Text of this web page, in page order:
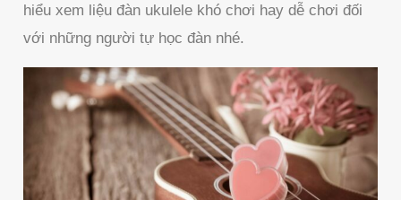
hiểu xem liệu đàn ukulele khó chơi hay dễ chơi đối
với những người tự học đàn nhé.